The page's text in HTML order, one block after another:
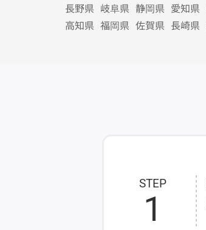
長野県 岐阜県 静岡県 愛知県
高知県 福岡県 佐賀県 長崎県
STEP
1